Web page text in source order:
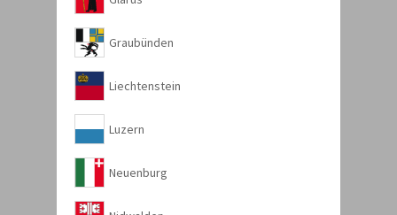
Graubünden
Liechtenstein
Luzern
Neuenburg